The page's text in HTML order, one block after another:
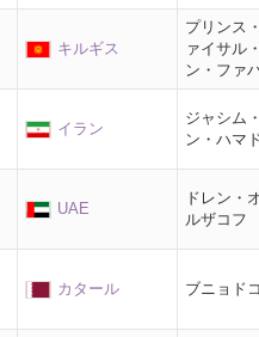
キルギス
プリンス
ァイサル
ン・ファ
イラン
ジャシム
ン・ハマ
UAE
ドレン・
ルザコフ
カタール ブニョド